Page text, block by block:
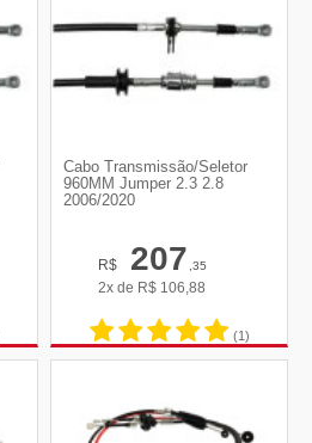
Cabo Transmissão/Seletor
960MM Jumper 2.3 2.8
2006/2020
R$ 207,35
2x de R$ 106,88
(1)